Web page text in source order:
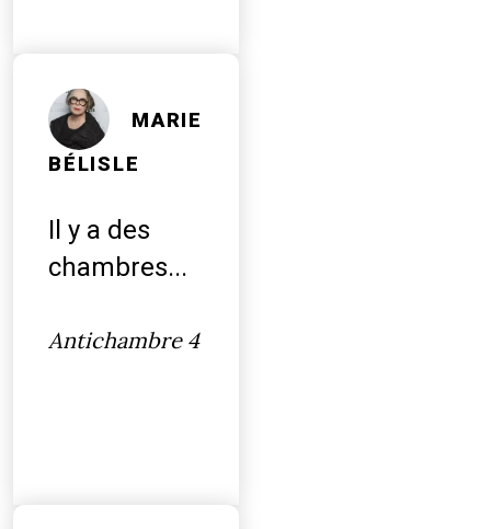
MARIE
BÉLISLE
Il y a des
chambres...
Antichambre 4